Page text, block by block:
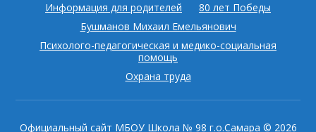
Информация для родителей
80 лет Победы
Бушманов Михаил Емельянович
Психолого-педагогическая и медико-социальная
помощь
Охрана труда
Официальный сайт МБОУ Школа № 98 г.о.Самара © 2026